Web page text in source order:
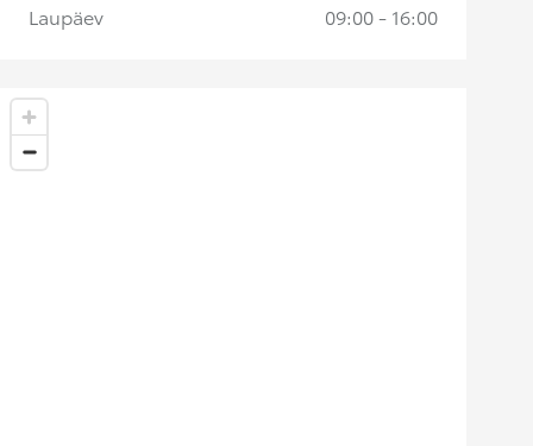
Laupäev
09:00 - 16:00